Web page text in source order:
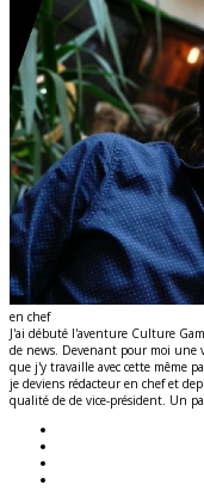
en chef
J'ai débuté l'aventure Culture
de news. Devenant pour moi
que j'y travaille avec cette même
je deviens rédacteur en chef et
qualité de de vice-président. Un